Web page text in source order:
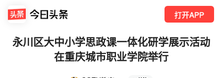
打开APP
永川区大中小学思政课一体化研学展示活动
在重庆城市职业学院举行